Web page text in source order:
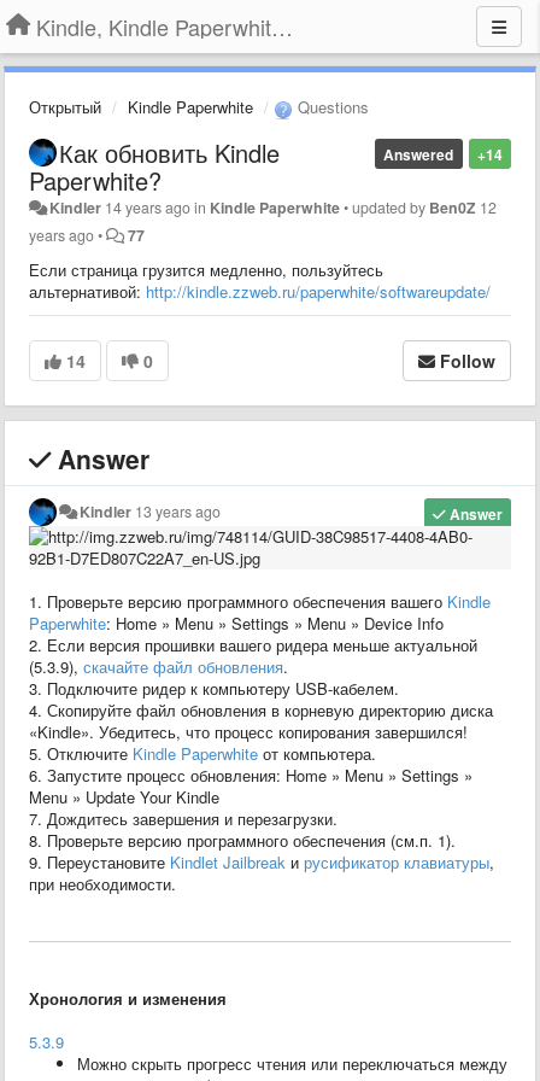
Kindle, Kindle Paperwhite, Kindle Voyage
Открытый Kindle Paperwhite Questions
+14
Answered
Как обновить Kindle
Paperwhite?
Kindler 14 years agoin Kindle Paperwhite•updated by Ben0Z 12
years ago• 77
Если страница грузится медленно, пользуйтесь
альтернативой: http://kindle.zzweb.ru/paperwhite/softwareupdate/
14 0 Follow
Answer
Answer
Kindler 13 years ago
1. Проверьте версию программного обеспечения вашего Kindle
Paperwhite: Home » Menu » Settings » Menu » Device Info
2. Если версия прошивки вашего ридера меньше актуальной
(5.3.9), скачайте файл обновления.
3. Подключите ридер к компьютеру USB-кабелем.
4. Скопируйте файл обновления в корневую директорию диска
«Kindle». Убедитесь, что процесс копирования завершился!
5. Отключите Kindle Paperwhite от компьютера.
6. Запустите процесс обновления: Home » Menu » Settings »
Menu » Update Your Kindle
7. Дождитесь завершения и перезагрузки.
8. Проверьте версию программного обеспечения (см.п. 1).
9. Переустановите Kindlet Jailbreak и русификатор клавиатуры,
при необходимости.
Хронология и изменения
5.3.9
Можно скрыть прогресс чтения или переключаться между